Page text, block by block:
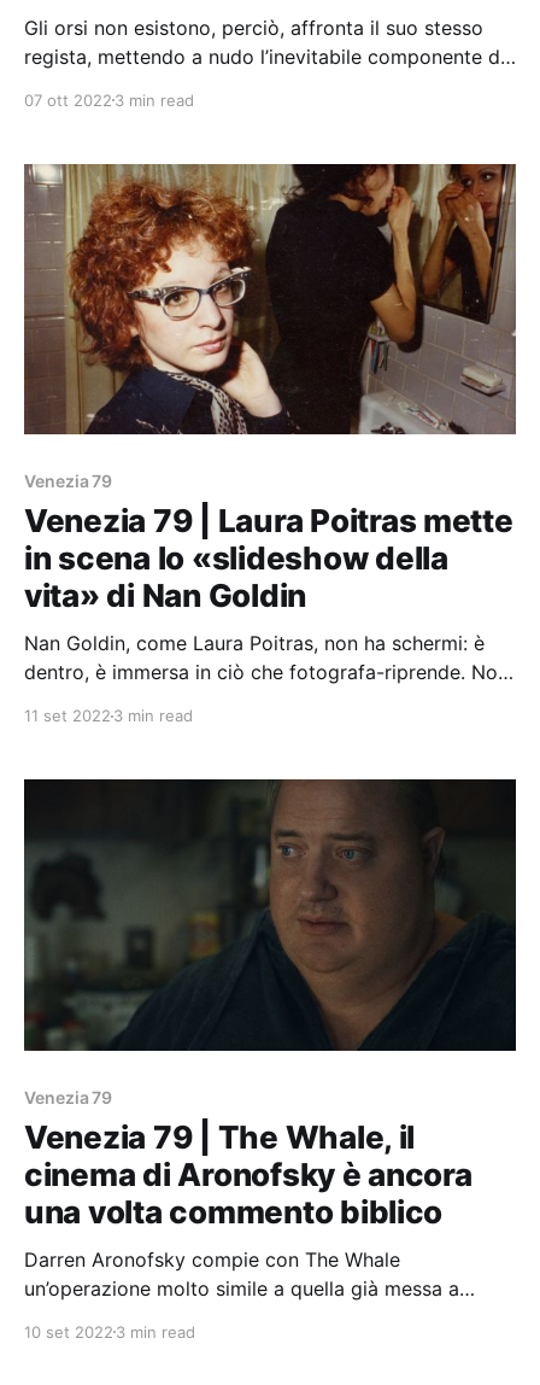
Gli orsi non esistono, perciò, affronta il suo stesso
regista, mettendo a nudo l’inevitabile componente di
la realtà.
07 ott 2022 3 min read
Venezia 79
Venezia 79 | Laura Poitras mette
in scena lo «slideshow della
vita» di Nan Goldin
Nan Goldin, come Laura Poitras, non ha schermi: è
dentro, è immersa in ciò che fotografa-riprende. Non
11 set 2022 3 min read
Venezia 79
Venezia 79 | The Whale, il
cinema di Aronofsky è ancora
una volta commento biblico
Darren Aronofsky compie con The Whale
un’operazione molto simile a quella già messa a
10 set 2022 3 min read